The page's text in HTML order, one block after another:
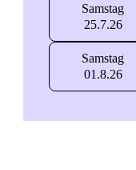
Samstag
25.7.26
Samstag
01.8.26